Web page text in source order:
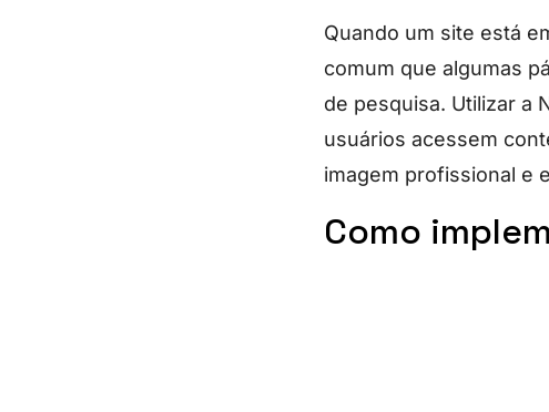
Quando um site está
comum que algumas
de pesquisa. Utilizar a
usuários acessem
imagem profissional e
Como